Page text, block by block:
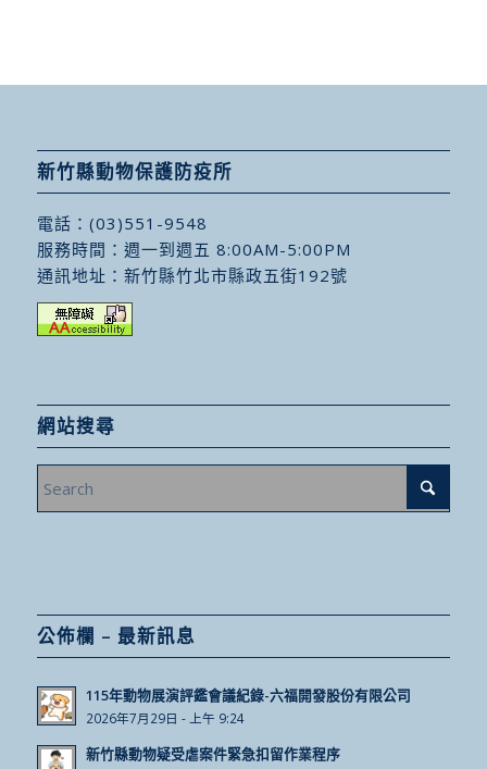
新竹縣動物保護防疫所
電話： (03)551-9548
服務時間：週一到週五 8:00AM-5:00PM
通訊地址： 新竹縣竹北市縣政五街192號
網站搜尋
公佈欄 – 最新訊息
115年動物展演評鑑會議紀錄-六福開發股份有限公司
2026年7月29日 - 上午 9:24
新竹縣動物疑受虐案件緊急扣留作業程序